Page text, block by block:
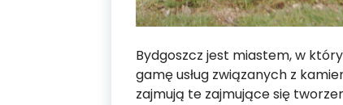
Bydgoszcz jest miastem, w
gamę usług związanych z
zajmują te zajmujące się